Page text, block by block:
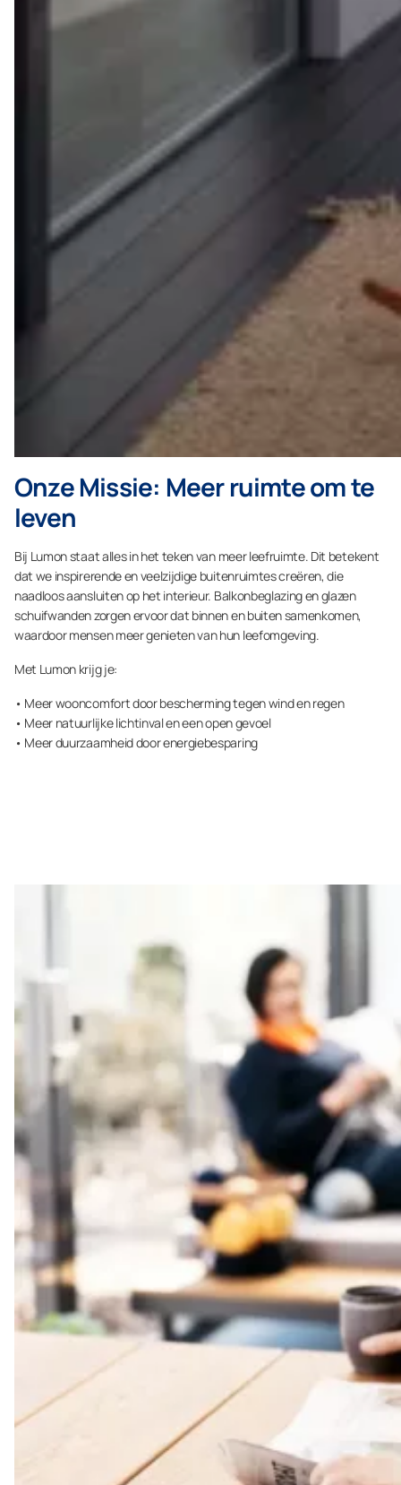
Onze Missie: Meer ruimte om te
leven
Bij Lumon staat alles in het teken van meer leefruimte. Dit betekent
dat we inspirerende en veelzijdige buitenruimtes creëren, die
naadloos aansluiten op het interieur. Balkonbeglazing en glazen
schuifwanden zorgen ervoor dat binnen en buiten samenkomen,
waardoor mensen meer genieten van hun leefomgeving.
Met Lumon krijg je:
• Meer wooncomfort door bescherming tegen wind en regen
• Meer natuurlijke lichtinval en een open gevoel
• Meer duurzaamheid door energiebesparing